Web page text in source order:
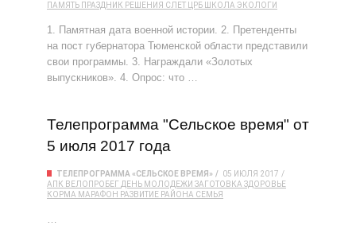
ПАМЯТЬ ПРАЗДНИК РЕШЕНИЯ СЛЕТ ЦРБ ШКОЛА ЭКОЛОГИ
1. Памятная дата военной истории. 2. Претенденты
на пост губернатора Тюменской области представили
свои программы. 3. Награждали «Золотых
выпускников». 4. Опрос: что …
Телепрограмма "Сельское время" от
5 июля 2017 года
ТЕЛЕПРОГРАММА «СЕЛЬСКОЕ ВРЕМЯ»
05 ИЮЛЯ 2017
АПК ВЕЛОПРОБЕГ ДЕНЬ МОЛОДЕЖИ ЗАГОТОВКА ЗДОРОВЬЕ
КОРМА МАРАФОН РАЗВИТИЕ РАЙОНА СЕМЬЯ
…